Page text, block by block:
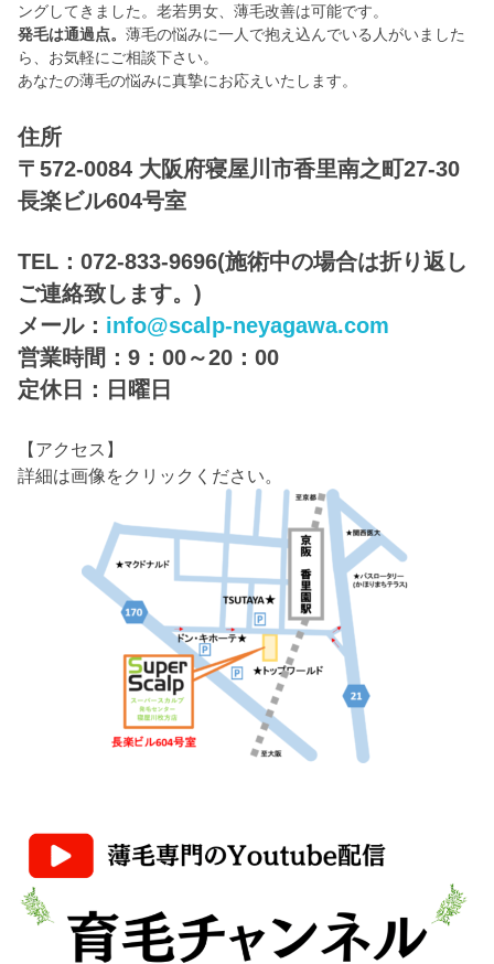
ングしてきました。老若男女、薄毛改善は可能です。
発毛は通過点。薄毛の悩みに一人で抱え込んでいる人がいました
ら、お気軽にご相談下さい。
あなたの薄毛の悩みに真摯にお応えいたします。
住所
〒572-0084 大阪府寝屋川市香里南之町27-30
長楽ビル604号室
TEL：072-833-9696(施術中の場合は折り返し
ご連絡致します。)
メール： info@scalp-neyagawa.com
営業時間：9：00～20：00
定休日：日曜日
【アクセス】
詳細は画像をクリックください。